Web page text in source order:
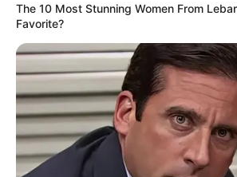
The 10 Most Stunning Women From
Favorite?